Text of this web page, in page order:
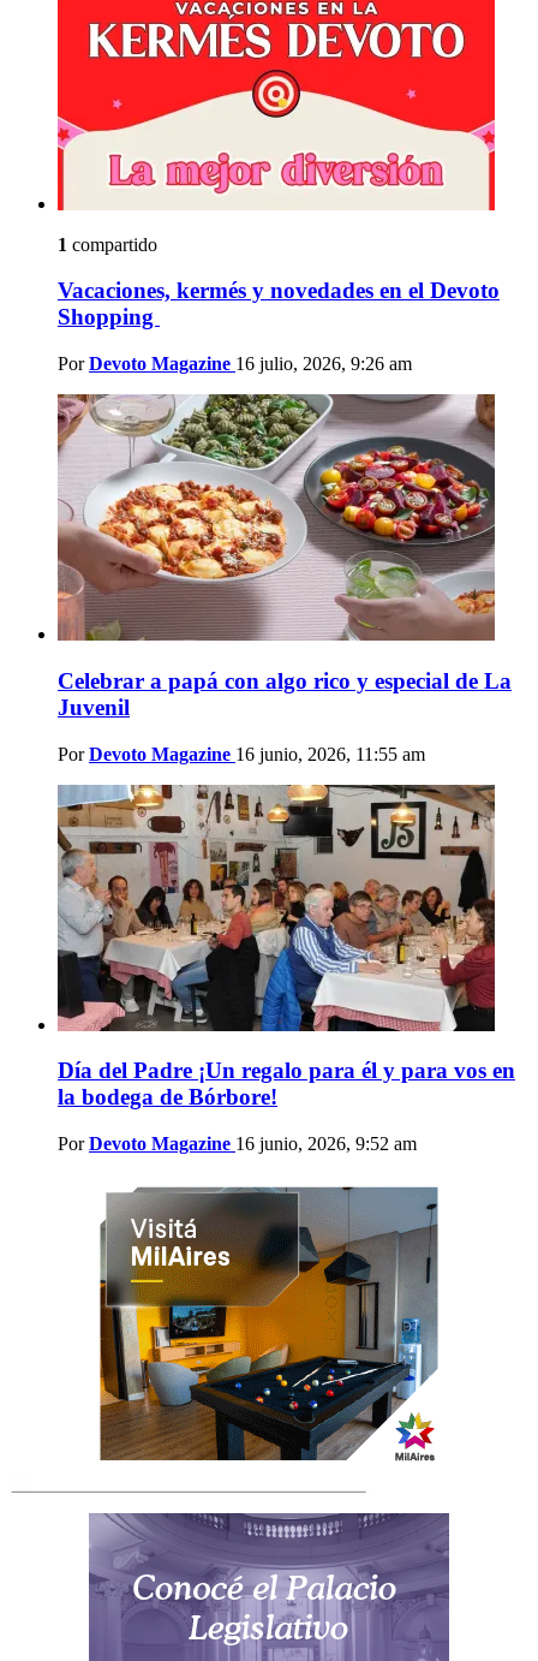
1 compartido
Vacaciones, kermés y novedades en el Devoto
Shopping
Por Devoto Magazine 16 julio, 2026, 9:26 am
Celebrar a papá con algo rico y especial de La
Juvenil
Por Devoto Magazine 16 junio, 2026, 11:55 am
Día del Padre ¡Un regalo para él y para vos en
la bodega de Bórbore!
Por Devoto Magazine 16 junio, 2026, 9:52 am